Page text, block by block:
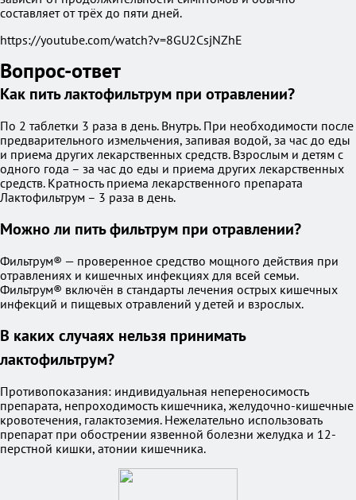
составляет от трёх до пяти дней.
https://youtube.com/watch?v=8GU2CsjNZhE
Вопрос-ответ
Как пить лактофильтрум при отравлении?
По 2 таблетки 3 раза в день. Внутрь. При необходимости после
предварительного измельчения, запивая водой, за час до еды
и приема других лекарственных средств. Взрослым и детям с
одного года – за час до еды и приема других лекарственных
средств. Кратность приема лекарственного препарата
Лактофильтрум – 3 раза в день.
Можно ли пить фильтрум при отравлении?
Фильтрум® — проверенное средство мощного действия при
отравлениях и кишечных инфекциях для всей семьи.
Фильтрум® включён в стандарты лечения острых кишечных
инфекций и пищевых отравлений у детей и взрослых.
В каких случаях нельзя принимать
лактофильтрум?
Противопоказания: индивидуальная непереносимость
препарата, непроходимость кишечника, желудочно-кишечные
кровотечения, галактоземия. Нежелательно использовать
препарат при обострении язвенной болезни желудка и 12-
перстной кишки, атонии кишечника.